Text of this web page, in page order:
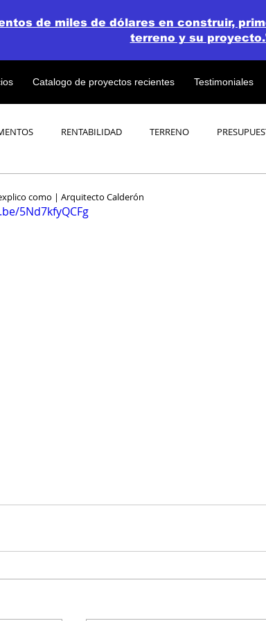
Catalogo de proyectos recientes Testimoniales
de miles de dólares en construir,
terreno y su
RENTABILIDAD TERRENO
como | Arquitecto Calderón
5Nd7kfyQCFg